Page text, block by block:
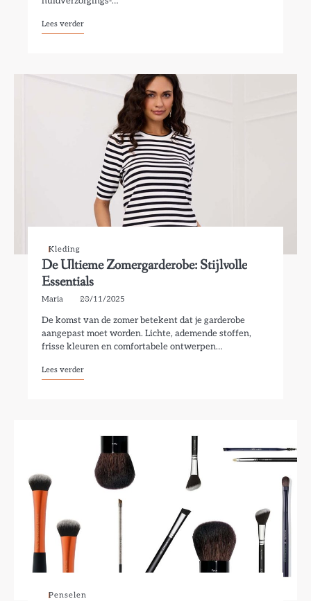
Lees verder
Kleding
De Ultieme Zomergarderobe: Stijlvolle
Essentials
Maria 23/11/2025
De komst van de zomer betekent dat je garderobe
aangepast moet worden. Lichte, ademende stoffen,
frisse kleuren en comfortabele ontwerpen…
Lees verder
Penselen